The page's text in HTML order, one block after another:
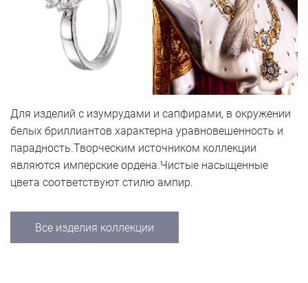
Для изделий с изумрудами и сапфирами, в окружении
белых бриллиантов характерна уравновешенность и
парадность.Творческим источником коллекции
являются имперские ордена.Чистые насыщенные
цвета соответствуют стилю ампир.
Все изделия коллекции